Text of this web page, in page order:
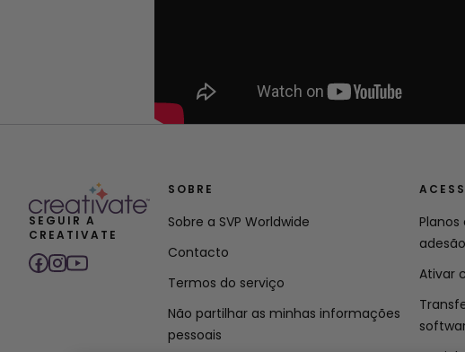
SEGUIR A
CREATIVATE
SOBRE
Sobre a SVP Worldwide
Contacto
Termos do serviço
Não partilhar as minhas informações
pessoais
Planos
adesão
Ativar